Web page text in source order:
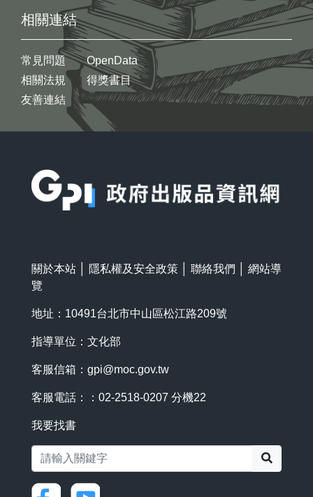
相關連結
常見問題
相關法規
友善連結
OpenData
得獎書目
關於本站 隱私權及安全政策 聯絡我們
網站導
覽
地址：10491台北市中山區松江路209號
指導單位：文化部
客服信箱： gpi@moc.gov.tw
客服電話：：02-2518-0207 分機22
我要找書